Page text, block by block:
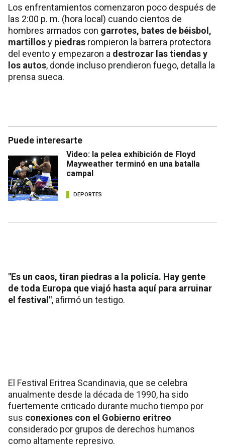
Los enfrentamientos comenzaron poco después de
las 2:00 p. m. (hora local) cuando cientos de
hombres armados con garrotes, bates de béisbol,
martillosy piedras rompieron la barrera protectora
del evento y empezaron a destrozar las tiendas y
los autos, donde incluso prendieron fuego, detalla la
prensa sueca.
Puede interesarte
Video: la pelea exhibición de Floyd
Mayweather terminó en una batalla
campal
DEPORTES
"Es un caos, tiran piedras a la policía. Hay gente
de toda Europa que viajó hasta aquí para arruinar
el festival", afirmó un testigo.
El Festival Eritrea Scandinavia, que se celebra
anualmente desde la década de 1990, ha sido
fuertemente criticado durante mucho tiempo por
sus conexiones con el Gobierno eritreo
considerado por grupos de derechos humanos
como altamente represivo.